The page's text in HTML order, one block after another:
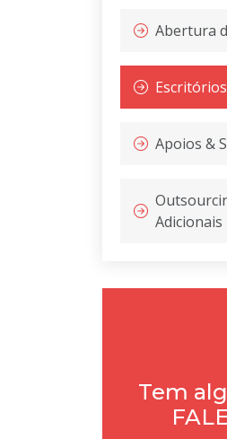
Abertura
Apoios &
Adicionais
Tem